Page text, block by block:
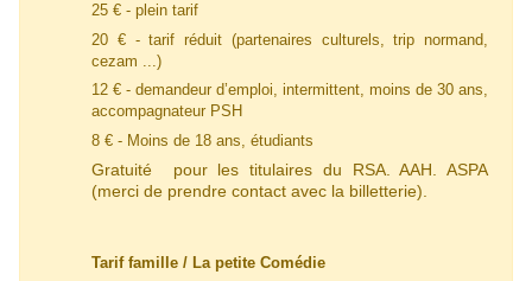
25 € - plein tarif
20 € - tarif réduit (partenaires culturels, trip normand,
cezam ...)
12 € - demandeur d’emploi, intermittent, moins de 30 ans,
accompagnateur PSH
8 € - Moins de 18 ans, étudiants
Gratuité pour les titulaires du RSA. AAH. ASPA
(merci de prendre contact avec la billetterie).
Tarif famille / La petite Comédie